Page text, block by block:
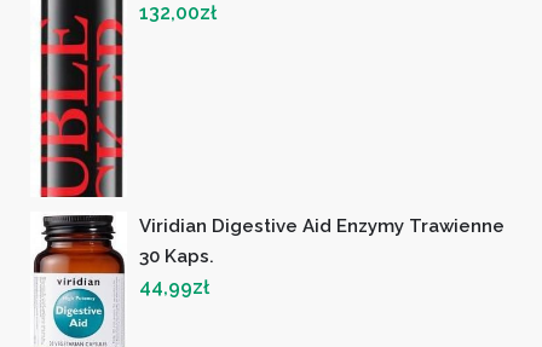
132,00zł
Viridian Digestive Aid Enzymy Trawienne
30 Kaps.
44,99zł